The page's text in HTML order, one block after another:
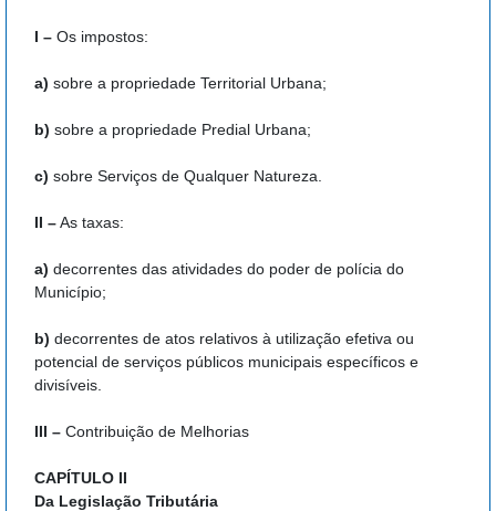
I – Os impostos:
a) sobre a propriedade Territorial Urbana;
b) sobre a propriedade Predial Urbana;
c) sobre Serviços de Qualquer Natureza.
II –As taxas:
a) decorrentes das atividades do poder de polícia do
Município;
b) decorrentes de atos relativos à utilização efetiva ou
potencial de serviços públicos municipais específicos e
divisíveis.
III – Contribuição de Melhorias
CAPÍTULO II
Da Legislação Tributária